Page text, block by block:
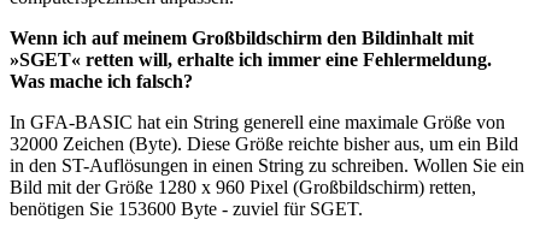
Wenn ich auf meinem Großbildschirm den Bildinhalt mit
»SGET« retten will, erhalte ich immer eine Fehlermeldung.
Was mache ich falsch?
In GFA-BASIC hat ein String generell eine maximale Größe von
32000 Zeichen (Byte). Diese Größe reichte bisher aus, um ein Bild
in den ST-Auflösungen in einen String zu schreiben. Wollen Sie ein
Bild mit der Größe 1280 x 960 Pixel (Großbildschirm) retten,
benötigen Sie 153600 Byte - zuviel für SGET.